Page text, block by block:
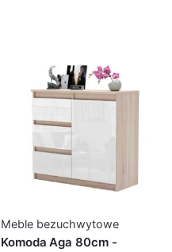
Meble bezuchwytowe
Komoda Aga 80cm -